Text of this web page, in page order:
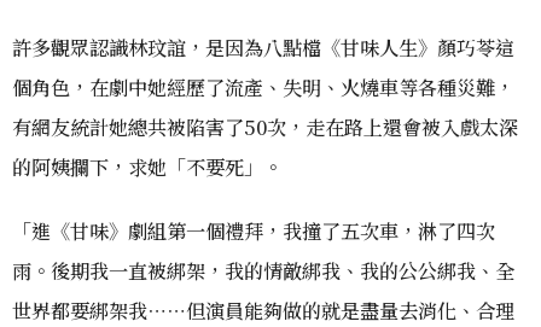
許多觀眾認識林玟誼，是因為八點檔《甘味人生》顏巧苓這
個角色，在劇中她經歷了流產、失明、火燒車等各種災難，
有網友統計她總共被陷害了50次，走在路上還會被入戲太深
的阿姨攔下，求她「不要死」。
「進《甘味》劇組第一個禮拜，我撞了五次車，淋了四次
雨。後期我一直被綁架，我的情敵綁我、我的公公綁我、全
世界都要綁架我⋯⋯但演員能夠做的就是盡量去消化、合理